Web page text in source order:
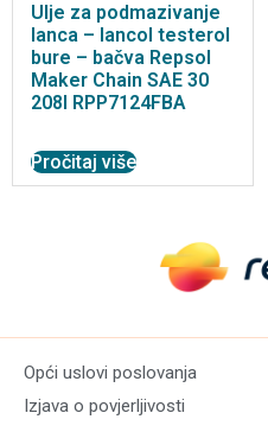
Ulje za podmazivanje
lanca – lancol testerol
bure – bačva Repsol
Maker Chain SAE 30
208l RPP7124FBA
Pročitaj više
Opći uslovi poslovanja
Izjava o povjerljivosti